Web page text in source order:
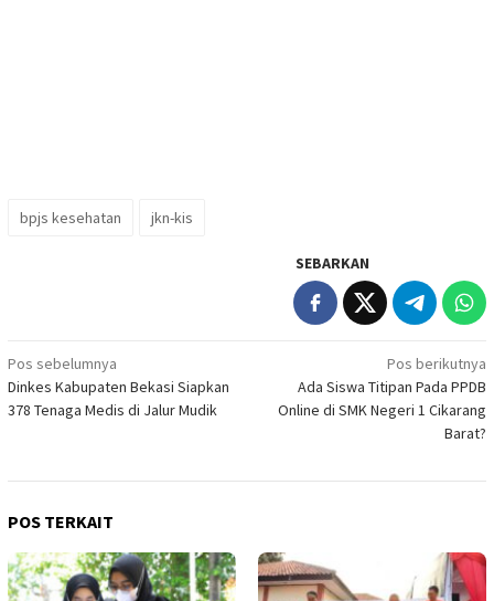
bpjs kesehatan jkn-kis
SEBARKAN
Navigasi
pos
Pos sebelumnya
Dinkes Kabupaten Bekasi Siapkan
378 Tenaga Medis di Jalur Mudik
Pos berikutnya
Ada Siswa Titipan Pada PPDB
Online di SMK Negeri 1 Cikarang
Barat?
POS TERKAIT